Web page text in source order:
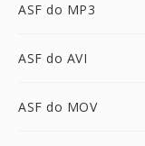
ASF do MP3
ASF do AVI
ASF do MOV